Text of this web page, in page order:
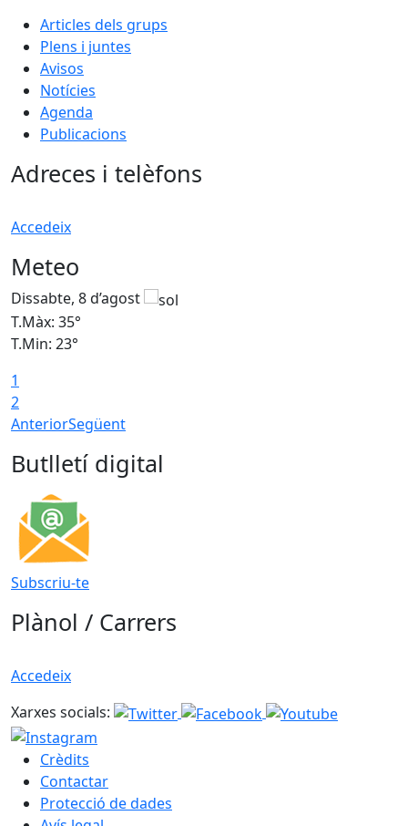
Articles dels grups
Plens i juntes
Avisos
Notícies
Agenda
Publicacions
Adreces i telèfons
Accedeix
Meteo
Dissabte, 8 d’agost
T.Màx: 35°
T.Min: 23°
1
2
AnteriorSegüent
Butlletí digital
Subscriu-te
Plànol / Carrers
Accedeix
Xarxes socials:
Crèdits
Contactar
Protecció de dades